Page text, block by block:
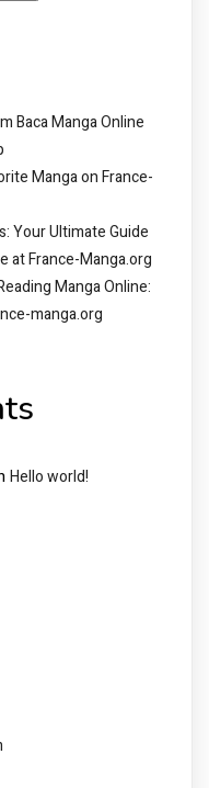
Baca Manga Online
Manga on France-
Your Ultimate Guide
at France-Manga.org
Manga Online:
manga.org
Hello world!